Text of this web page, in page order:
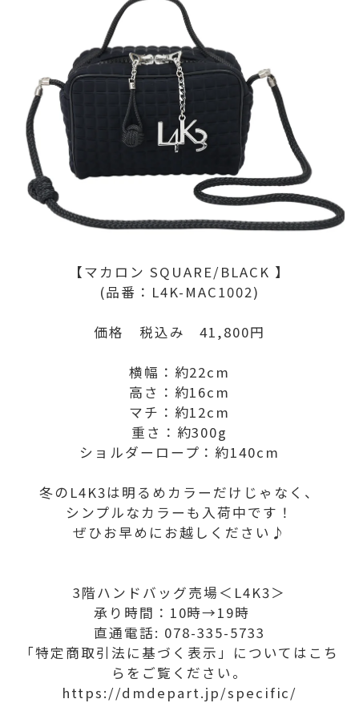
【マカロン SQUARE/BLACK 】
(品番：L4K-MAC1002)
価格 税込み 41,800円
横幅：約22cm
高さ：約16cm
マチ：約12cm
重さ：約300g
ショルダーロープ：約140cm
冬のL4K3は明るめカラーだけじゃなく、
シンプルなカラーも入荷中です！
ぜひお早めにお越しください♪
3階ハンドバッグ売場＜L4K3＞
承り時間：10時→19時
直通電話: 078-335-5733
「特定商取引法に基づく表示」についてはこち
らをご覧ください。
https://dmdepart.jp/specific/